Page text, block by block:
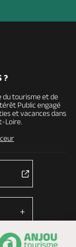
?
du tourisme et de
Public engagé
et vacances dans
Loire.